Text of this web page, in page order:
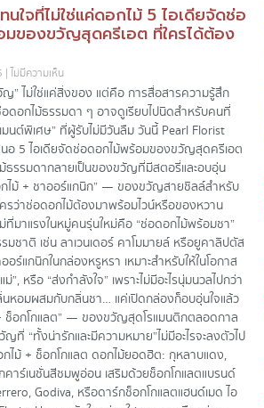
ใจที่ไม่ใช่แค่ดอกไม้ 5 ไอเดียจัดช่อ
ของขวัญสุดครีเอต ที่ใครได้ต้อง
ไม่มีความเห็น
” ไม่ใช่แค่สิ่งของ แต่คือ การสื่อสารความรู้สึก
อดอกไม้ธรรมดา ๆ อาจดูเรียบไปนิดสำหรับคนที่
มนต์พิเศษ” ที่ผู้รับไม่มีวันลืม วันนี้ Pearl Florist
นอ 5 ไอเดียจัดช่อดอกไม้พร้อมของขวัญสุดครีเอต
ธรรมดากลายเป็นของขวัญที่มีสตอรี่และอบอุ่น
กไม้ + ชาออร์แกนิก” — ของขวัญสายชิลล์สำหรับ
รว่าช่อดอกไม้ต้องมาพร้อมไวน์หรือของหวาน
ม่ที่มาแรงในหมู่คนรุ่นใหม่คือ “ช่อดอกไม้พร้อมชา”
มชาติ เช่น ลาเวนเดอร์ คาโมมายล์ หรือยูคาลิปตัส
ร์แกนิกในกล่องหรูหรา เหมาะสำหรับให้ในโอกาส
”, หรือ “ส่งกำลังใจ” เพราะไม่มีอะไรนุ่มนวลไปกว่า
หอมผสมกับกลิ่นชา… แค่เปิดกล่องก็อบอุ่นใจแล้ว
ช็อกโกแลต” — ของขวัญสุดโรแมนติกตลอดกาล
ที่ “ทั้งน่ารักและมีความหมาย”ไม่มีอะไรจะลงตัวไป
ไม้ + ช็อกโกแลต ดอกไม้ยอดฮิต: กุหลาบแดง,
าร์เนชั่นสีชมพูอ่อน เสริมด้วยช็อกโกแลตแบรนด์
Godiva, หรือดาร์กช็อกโกแลตแฮนด์เมด ไอ